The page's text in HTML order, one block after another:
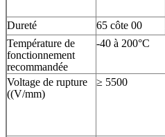
Dureté 65 côte 00
Température de
fonctionnement
recommandée
-40 à 200°C
Voltage de rupture
((V/mm)
≥ 5500